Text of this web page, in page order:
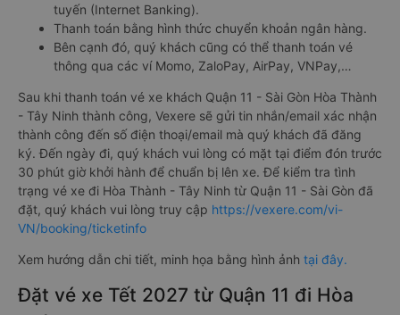
tuyến (Internet Banking).
Thanh toán bằng hình thức chuyển khoản ngân hàng.
Bên cạnh đó, quý khách cũng có thể thanh toán vé
thông qua các ví Momo, ZaloPay, AirPay, VNPay,…
Sau khi thanh toán vé xe khách Quận 11 - Sài Gòn Hòa Thành
- Tây Ninh thành công, Vexere sẽ gửi tin nhắn/email xác nhận
thành công đến số điện thoại/email mà quý khách đã đăng
ký. Đến ngày đi, quý khách vui lòng có mặt tại điểm đón trước
30 phút giờ khởi hành để chuẩn bị lên xe. Để kiểm tra tình
trạng vé xe đi Hòa Thành - Tây Ninh từ Quận 11 - Sài Gòn đã
đặt, quý khách vui lòng truy cập https://vexere.com/vi-
VN/booking/ticketinfo
Xem hướng dẫn chi tiết, minh họa bằng hình ảnh tại đây.
Đặt vé xe Tết 2027 từ Quận 11 đi Hòa